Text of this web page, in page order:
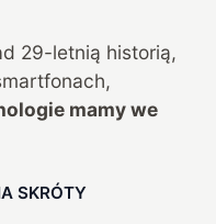
29-letnią historią,
mamy we
SKRÓTY